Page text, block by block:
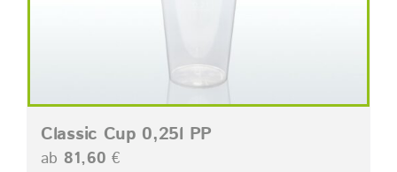
Classic Cup 0,25l PP
ab 81,60 €